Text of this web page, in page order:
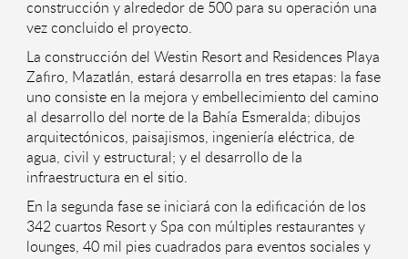
construcción y alrededor de 500 para su operación una
vez concluido el proyecto.
La construcción del Westin Resort and Residences Playa
Zafiro, Mazatlán, estará desarrolla en tres etapas: la fase
uno consiste en la mejora y embellecimiento del camino
al desarrollo del norte de la Bahía Esmeralda; dibujos
arquitectónicos, paisajismos, ingeniería eléctrica, de
agua, civil y estructural; y el desarrollo de la
infraestructura en el sitio.
En la segunda fase se iniciará con la edificación de los
342 cuartos Resort y Spa con múltiples restaurantes y
lounges, 40 mil pies cuadrados para eventos sociales y